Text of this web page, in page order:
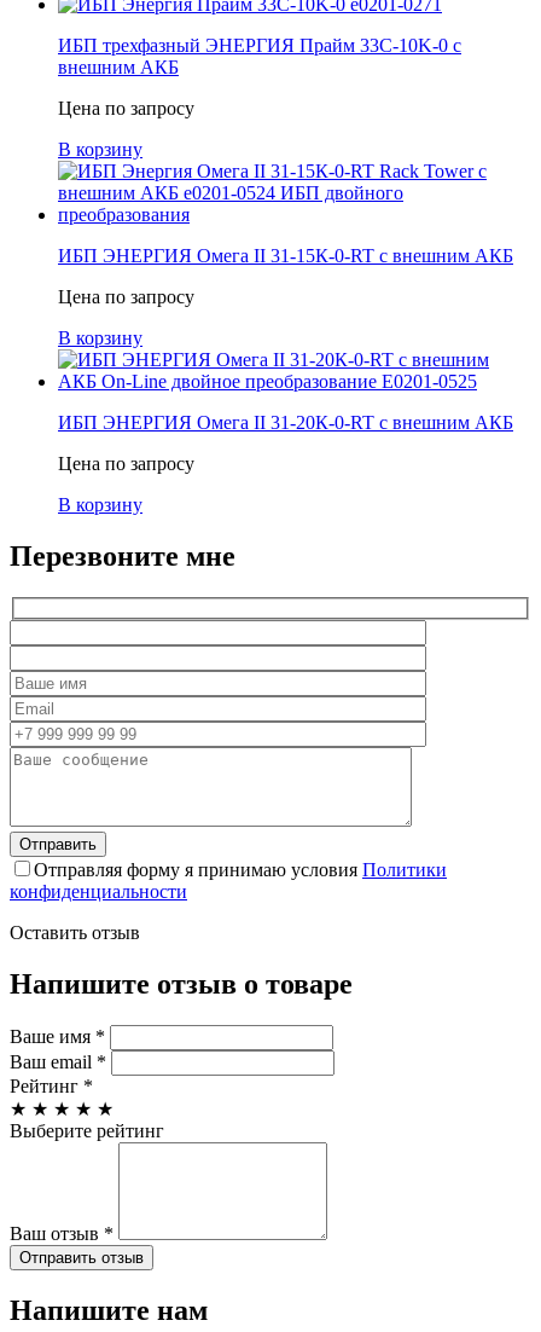
ИБП трехфазный ЭНЕРГИЯ Прайм 33С-10K-0 с
внешним АКБ
Цена по запросу
В корзину
ИБП ЭНЕРГИЯ Омега II 31-15К-0-RT с внешним АКБ
Цена по запросу
В корзину
ИБП ЭНЕРГИЯ Омега II 31-20К-0-RT с внешним АКБ
Цена по запросу
В корзину
Перезвоните мне
Отправляя форму я принимаю условия Политики
конфиденциальности
Оставить отзыв
Напишите отзыв о товаре
Ваше имя *
Ваш email *
Рейтинг *
★ ★ ★ ★ ★
Выберите рейтинг
Ваш отзыв *
Отправить отзыв
Напишите нам